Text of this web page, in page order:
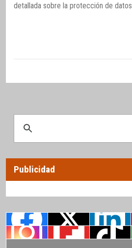
detallada sobre la protección de datos
Publicidad